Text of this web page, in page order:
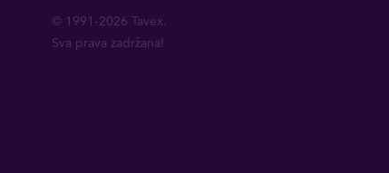
© 1991-2026 Tavex.
Sva prava zadržana!